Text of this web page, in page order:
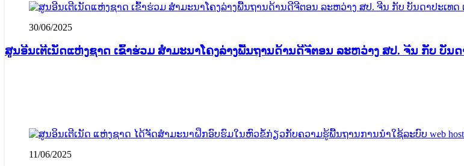
30/06/2025
ສູນອີນເຕີເນັດແຫ່ງຊາດ ເ
11/06/2025